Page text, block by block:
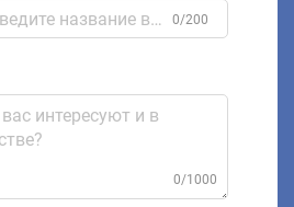
0/200
0/1000